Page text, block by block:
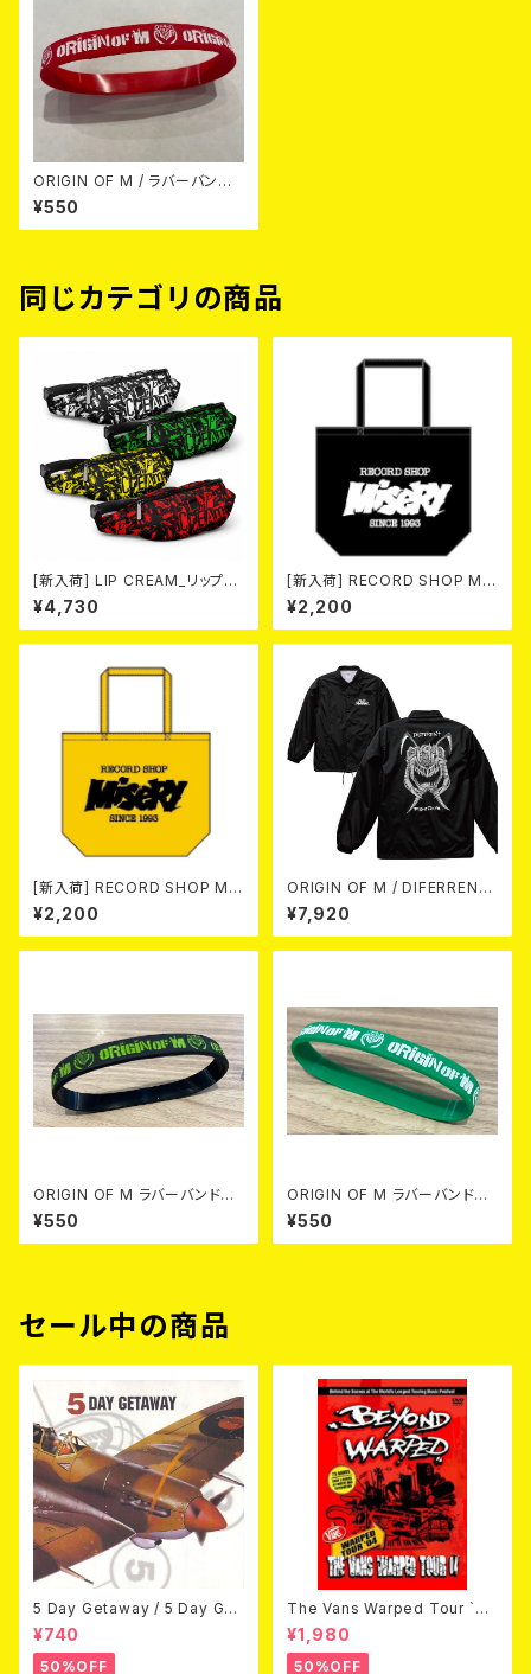
ORIGIN OF M / ラバーバン
ド RED/WHITE
¥550
同じカテゴリの商品
[新入荷] LIP CREAM_リップコ
ックポーチ (yellow)
¥4,730
[新入荷] RECORD SHOP MIS
ERY / トートバッグ (black)
¥2,200
[新入荷] RECORD SHOP MIS
ERY / トートバッグ (yellow)
¥2,200
ORIGIN OF M / DIFERRENT
/ FIGHT FOR ME Coach Jac
ket
¥7,920
ORIGIN OF M ラバーバンド
BLACK/GREEN
¥550
ORIGIN OF M ラバーバンド
GREEN/WHITE
¥550
セール中の商品
5 Day Getaway / 5 Day Get
away (CDEP)
¥740
50%OFF
The Vans Warped Tour `04
Beyond Warped (国内盤DV
D)
¥1,980
50%OFF